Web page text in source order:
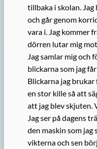
tillbaka i skolan. Jag
och går genom
vara i. Jag kommer
dörren lutar mig mot
Jag samlar mig och
blickarna som jag
Blickarna jag
en stor kille så att
att jag blev skjuten.
Jag ser på dagens
den maskin som jag
vikterna och sen